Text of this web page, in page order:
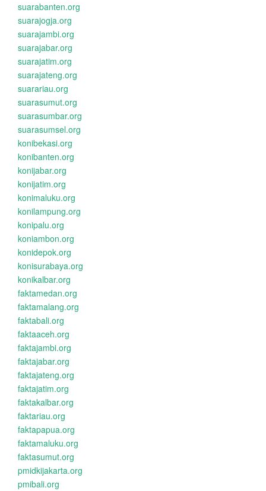
suarabanten.org
suarajogja.org
suarajambi.org
suarajabar.org
suarajatim.org
suarajateng.org
suarariau.org
suarasumut.org
suarasumbar.org
suarasumsel.org
konibekasi.org
konibanten.org
konijabar.org
konijatim.org
konimaluku.org
konilampung.org
konipalu.org
koniambon.org
konidepok.org
konisurabaya.org
konikalbar.org
faktamedan.org
faktamalang.org
faktabali.org
faktaaceh.org
faktajambi.org
faktajabar.org
faktajateng.org
faktajatim.org
faktakalbar.org
faktariau.org
faktapapua.org
faktamaluku.org
faktasumut.org
pmidkijakarta.org
pmibali.org